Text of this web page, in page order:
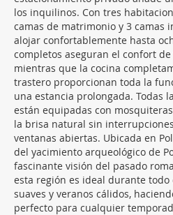
los inquilinos. Con tres
camas de matrimonio y 3 camas
alojar confortablemente hasta
completos aseguran el confort
mientras que la cocina
trastero proporcionan toda la
una estancia prolongada. Todas
están equipadas con
la brisa natural sin
ventanas abiertas. Ubicada en
del yacimiento arqueológico de
fascinante visión del pasado
esta región es ideal durante todo
suaves y veranos cálidos,
perfecto para cualquier